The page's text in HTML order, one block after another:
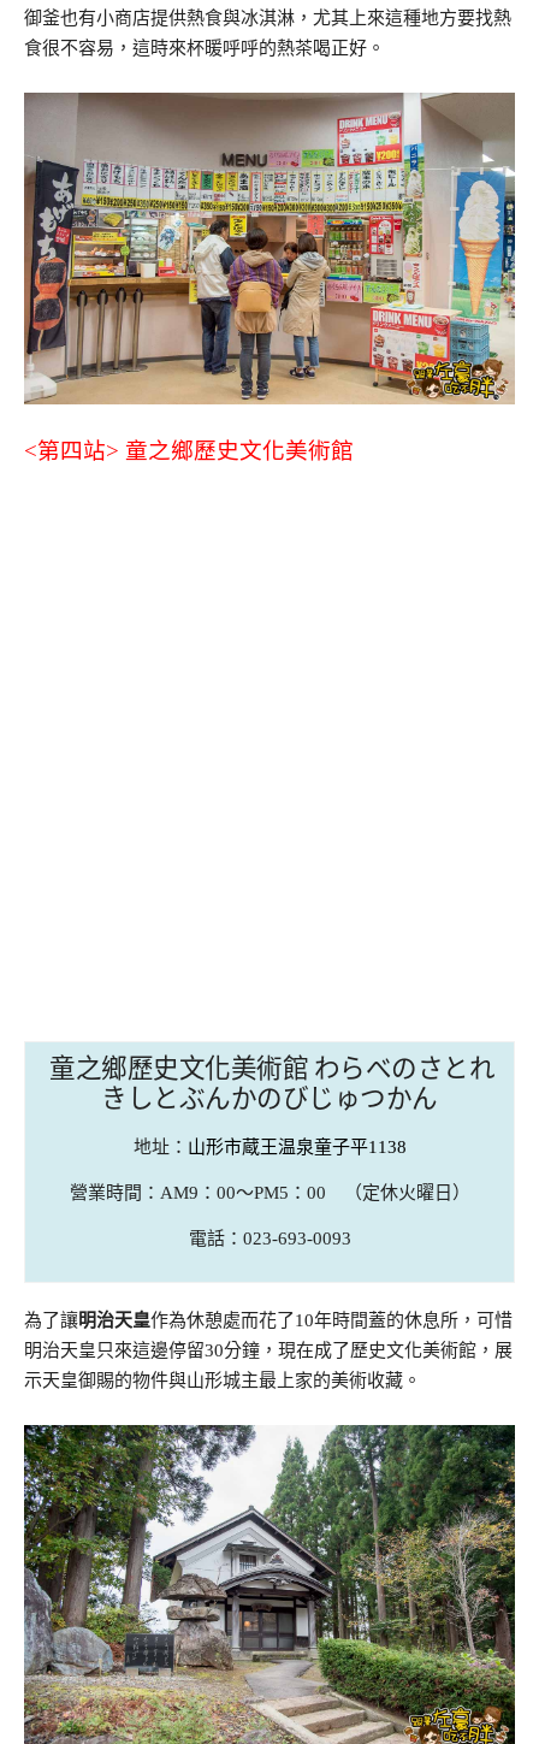
御釜也有小商店提供熱食與冰淇淋，尤其上來這種地方要找熱
食很不容易，這時來杯暖呼呼的熱茶喝正好。
<第四站> 童之鄉歷史文化美術館
童之鄉歷史文化美術館 わらべのさとれ
きしとぶんかのびじゅつかん
地址： 山形市蔵王温泉童子平1138
營業時間：AM9：00～PM5：00 （定休火曜日）
電話：023-693-0093
為了讓明治天皇作為休憩處而花了10年時間蓋的休息所，可惜
明治天皇只來這邊停留30分鐘，現在成了歷史文化美術館，展
示天皇御賜的物件與山形城主最上家的美術收藏。